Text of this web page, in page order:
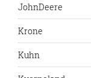
JohnDeere
Krone
Kuhn